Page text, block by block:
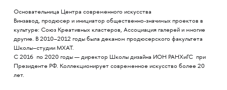
Основательница Центра современного искусства
Винзавод, продюсер и инициатор общественно-значимых проектов в
культуре: Союз Креативных кластеров, Ассоциация галерей и многие
другие. В 2010–2012 годы была деканом продюсерского факультета
Школы–студии МХАТ.
С 2016 по 2020 годы — директор Школы дизайна ИОН РАНХиГС при
Президенте РФ. Коллекционирует современное искусство более 20
лет.